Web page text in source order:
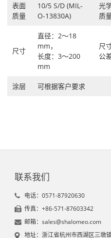
表面
质量
10/5 S/D (MIL-
O-13830A)
光
质
尺寸
直径：2～18
mm，
长度：3～200
mm
尺
公
涂层 可根据客户要求
联系我们
电话：0571-87920630
传真：+86-571-87603342
邮箱：sales@shalomeo.com
地址：浙江省杭州市西湖区三墩